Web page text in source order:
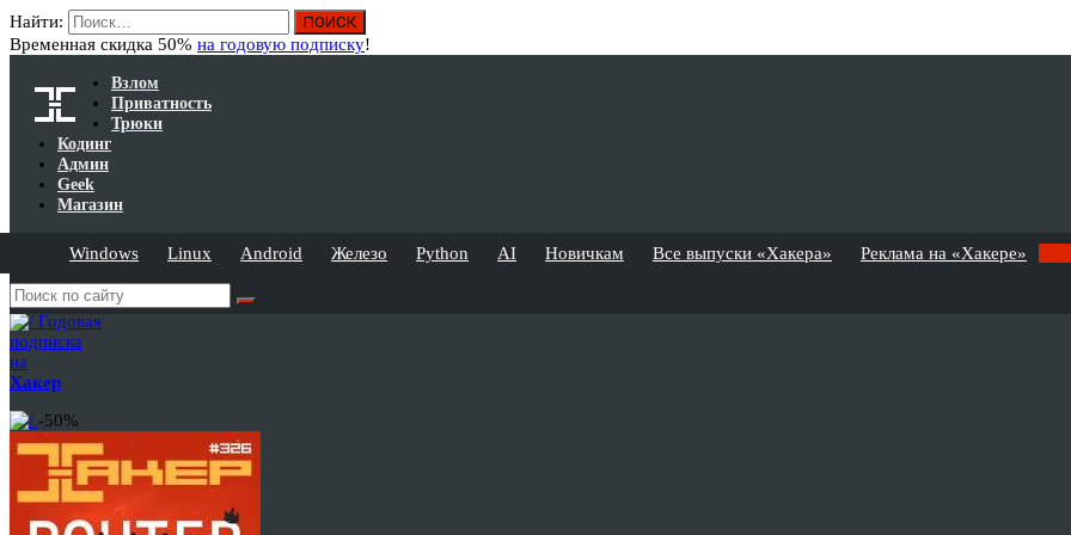
Найти:
Временная скидка 50% на годовую подписку!
Взлом
Приватность
Трюки
Кодинг
Админ
Geek
Магазин
Windows Linux Android Железо Python AI Новичкам Все выпуски «Хакера» Реклама на «Хакере»
Годовая
подписка
на
Хакер
-50%